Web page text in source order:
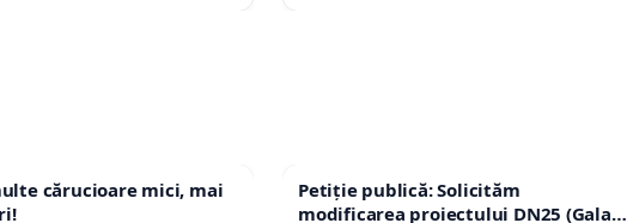
cărucioare mici, mai
Petiție publică: Solicităm
modificarea proiectului DN25 (Galați